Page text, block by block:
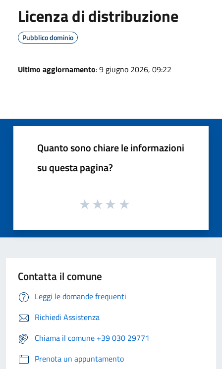
Licenza di distribuzione
Pubblico dominio
Ultimo aggiornamento: 9 giugno 2026, 09:22
Quanto sono chiare le informazioni
su questa pagina?
Contatta il comune
Leggi le domande frequenti
Richiedi Assistenza
Chiama il comune +39 030 29771
Prenota un appuntamento